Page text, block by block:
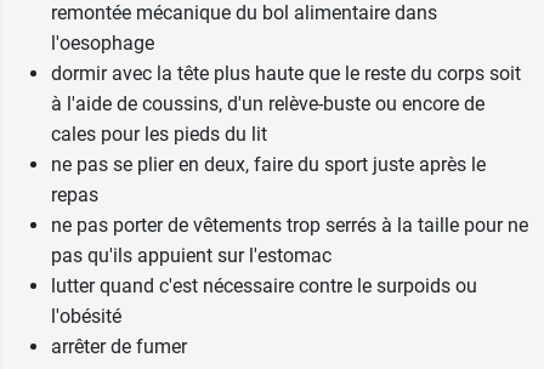
remontée mécanique du bol alimentaire dans
l'oesophage
dormir avec la tête plus haute que le reste du corps soit
à l'aide de coussins, d'un relève-buste ou encore de
cales pour les pieds du lit
ne pas se plier en deux, faire du sport juste après le
repas
ne pas porter de vêtements trop serrés à la taille pour ne
pas qu'ils appuient sur l'estomac
lutter quand c'est nécessaire contre le surpoids ou
l'obésité
arrêter de fumer